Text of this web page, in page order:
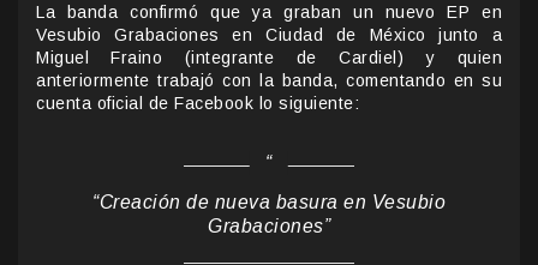
La banda confirmó que ya graban un nuevo EP en
Vesubio Grabaciones en Ciudad de México junto a
Miguel Fraino (integrante de Cardiel) y quien
anteriormente trabajó con la banda, comentando en su
cuenta oficial de Facebook lo siguiente:
“Creación de nueva basura en Vesubio
Grabaciones”